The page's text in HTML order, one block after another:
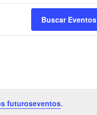
futuroseventos.
Buscar Eventos